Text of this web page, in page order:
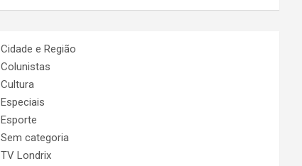
Cidade e Região
Colunistas
Cultura
Especiais
Esporte
Sem categoria
TV Londrix